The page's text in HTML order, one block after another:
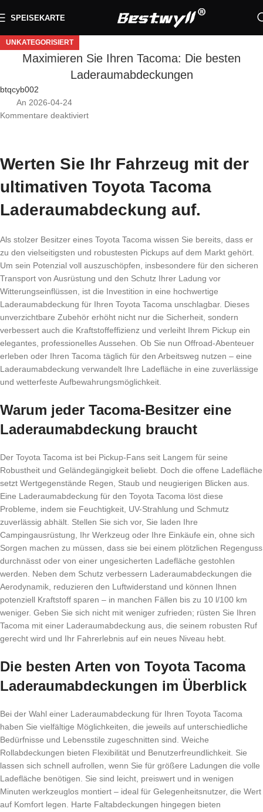
SPEISEKARTE
UNKATEGORISIERT
Maximieren Sie Ihren Tacoma: Die besten
Laderaumabdeckungen
btqcyb002
An 2026-04-24
Kommentare deaktiviert
Werten Sie Ihr Fahrzeug mit der
ultimativen Toyota Tacoma
Laderaumabdeckung auf.
Als stolzer Besitzer eines Toyota Tacoma wissen Sie bereits, dass er
zu den vielseitigsten und robustesten Pickups auf dem Markt gehört.
Um sein Potenzial voll auszuschöpfen, insbesondere für den sicheren
Transport von Ausrüstung und den Schutz Ihrer Ladung vor
Witterungseinflüssen, ist die Investition in eine hochwertige
Laderaumabdeckung für Ihren Toyota Tacoma unschlagbar. Dieses
unverzichtbare Zubehör erhöht nicht nur die Sicherheit, sondern
verbessert auch die Kraftstoffeffizienz und verleiht Ihrem Pickup ein
elegantes, professionelles Aussehen. Ob Sie nun Offroad-Abenteuer
erleben oder Ihren Tacoma täglich für den Arbeitsweg nutzen – eine
Laderaumabdeckung verwandelt Ihre Ladefläche in eine zuverlässige
und wetterfeste Aufbewahrungsmöglichkeit.
Warum jeder Tacoma-Besitzer eine
Laderaumabdeckung braucht
Der Toyota Tacoma ist bei Pickup-Fans seit Langem für seine
Robustheit und Geländegängigkeit beliebt. Doch die offene Ladefläche
setzt Wertgegenstände Regen, Staub und neugierigen Blicken aus.
Eine Laderaumabdeckung für den Toyota Tacoma löst diese
Probleme, indem sie Feuchtigkeit, UV-Strahlung und Schmutz
zuverlässig abhält. Stellen Sie sich vor, Sie laden Ihre
Campingausrüstung, Ihr Werkzeug oder Ihre Einkäufe ein, ohne sich
Sorgen machen zu müssen, dass sie bei einem plötzlichen Regenguss
durchnässt oder von einer ungesicherten Ladefläche gestohlen
werden. Neben dem Schutz verbessern Laderaumabdeckungen die
Aerodynamik, reduzieren den Luftwiderstand und können Ihnen
potenziell Kraftstoff sparen – in manchen Fällen bis zu 10 l/100 km
weniger. Geben Sie sich nicht mit weniger zufrieden; rüsten Sie Ihren
Tacoma mit einer Laderaumabdeckung aus, die seinem robusten Ruf
gerecht wird und Ihr Fahrerlebnis auf ein neues Niveau hebt.
Die besten Arten von Toyota Tacoma
Laderaumabdeckungen im Überblick
Bei der Wahl einer Laderaumabdeckung für Ihren Toyota Tacoma
haben Sie vielfältige Möglichkeiten, die jeweils auf unterschiedliche
Bedürfnisse und Lebensstile zugeschnitten sind. Weiche
Rollabdeckungen bieten Flexibilität und Benutzerfreundlichkeit. Sie
lassen sich schnell aufrollen, wenn Sie für größere Ladungen die volle
Ladefläche benötigen. Sie sind leicht, preiswert und in wenigen
Minuten werkzeuglos montiert – ideal für Gelegenheitsnutzer, die Wert
auf Komfort legen. Harte Faltabdeckungen hingegen bieten